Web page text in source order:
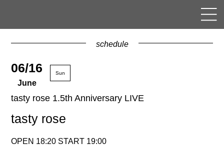
schedule
06/16
June
Sun
tasty rose 1.5th Anniversary LIVE
tasty rose
OPEN 18:20 START 19:00